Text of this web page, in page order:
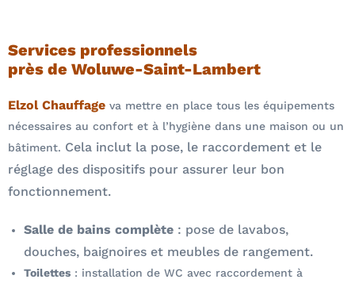
Services professionnels
près de Woluwe-Saint-Lambert
Elzol Chauffage va mettre en place tous les équipements
nécessaires au confort et à l’hygiène dans une maison ou un
bâtiment. Cela inclut la pose, le raccordement et le
réglage des dispositifs pour assurer leur bon
fonctionnement.
Salle de bains complète : pose de lavabos,
douches, baignoires et meubles de rangement.
Toilettes : installation de WC avec raccordement à